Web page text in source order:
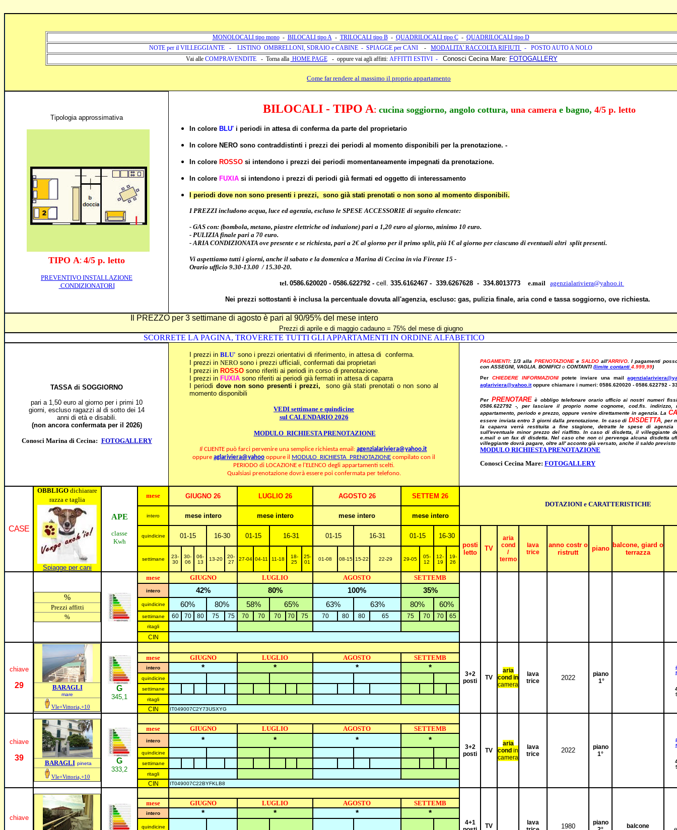
MONOLOCALI tipo mono- BILOCALI tipo A- TRILOCALI tipo B- QUADRILOCALI tipo C- QUADRILOCALI tipo D
NOTE per il VILLEGGIANTE - LISTINO OMBRELLONI, SDRAIO e CABINE - SPIAGGE per CANI - MODALITA' RACCOLTA RIFIUTI - POSTO AUTO A NOLO
Vai alle COMPRAVENDITE- Torna alla HOME PAGE- oppure vai agli affitti: AFFITTI ESTIVI- Conosci Cecina Mare: FOTOGALLERY
Come far rendere al massimo il proprio appartamento
Tipologia approssimativa
TIPO A: 4/5 p. letto
PREVENTIVO INSTALLAZIONE
CONDIZIONATORI
BILOCALI - TIPO A: cucina soggiorno, angolo cottura, una camera e bagno, 4/5 p. letto
In colore BLU' i periodi in attesa di conferma da parte del proprietario
n colore NERO sono contraddistinti i prezzi dei periodi al momento disponibili per la prenotazione. -
In colore ROSSO si intendono i prezzi dei periodi momentaneamente impegnati da prenotazione.
In colore FUXIA si intendono i prezzi di periodi già fermati ed oggetto di interessamento
I periodi dove non sono presenti i prezzi, sono già stati prenotati o non sono al momento disponibili.
I PREZZI includono acqua, luce ed agenzia, escluso le SPESE ACCESSORIE di seguito elencate:
- GAS con: (bombola, metano, piastre elettriche od induzione) pari a 1,20 euro al giorno, minimo 10 euro.
- PULIZIA finale pari a 70 euro.
- ARIA CONDIZIONATA ove presente e se richiesta, pari a 2€ al giorno per il primo split, più 1€ al giorno per ciascuno di eventuali altri split presenti.
Vi aspettiamo tutti i giorni, anche il sabato e la domenica a Marina di Cecina in via Firenze 15 -
Orario ufficio 9.30-13.00 / 15.30-20.
tel. 0586.620020 - 0586.622792 - cell. 335.6162467 - 339.6267628 - 334.8013773 e.mail agenzialariviera@yahoo.it
Nei prezzi sottostanti è inclusa la percentuale dovuta all'agenzia, escluso: gas, pulizia finale, aria cond e tassa soggiorno, ove richiesta.
Il PREZZO per 3 settimane di agosto è pari al 90/95% del mese intero
Prezzi di aprile e di maggio cadauno = 75% del mese di giugno
SCORRETE LA PAGINA, TROVERETE TUTTI GLI APPARTAMENTI IN ORDINE ALFABETICO
TASSA di SOGGIORNO
pari a 1,50 euro al giorno per i primi 10
giorni, escluso ragazzi al di sotto dei 14
anni di età e disabili.
(non ancora confermata per il 2026)
Conosci Marina di Cecina: FOTOGALLERY
I prezzi in BLU' sono i prezzi orientativi di riferimento, in attesa di conferma.
I prezzi in NERO sono i prezzi ufficiali, confermati dai proprietari
I prezzi in ROSSO sono riferiti ai periodi in corso di prenotazione.
I prezzi in FUXIA sono riferiti ai periodi già fermati in attesa di caparra
I periodi dove non sono presenti i prezzi,
sono già stati prenotati o non sono al
momento disponibili
VEDI settimane e quindicine
sul CALENDARIO 2026
MODULO RICHIESTA PRENOTAZIONE
Il CLIENTE può farci pervenire una semplice richiesta email: agenzialariviera@yahoo.it
oppure aglariviera@yahoo oppure il MODULO RICHIESTA PRENOTAZIONE compilato con il
PERIODO di LOCAZIONE e l'ELENCO degli appartamenti scelti.
Qualsiasi prenotazione dovrà essere poi confermata per telefono.
PAGAMENTI: 1/3 alla PRENOTAZIONEe SALDO all'ARRIVO . I pagamenti
con ASSEGNI VAGLIA BONIFICI o CONTANTI (limite contanti 4.999,99)
Per CHIEDERE INFORMAZIONIpotete inviare una mail
aglariviera@yahoo.it oppure chiamare i numeri: 0586.620020 - 0586. 622792 -
Per PRENOTARE è obbligo telefonare orario ufficio ai nostri numeri
0586.622792 -, per lasciare il proprio nome cognome, cod.fis. indirizzo,
appartamento, periodo e prezzo,oppure venire direttamente in agenzia.La
essere inviata entro 3 giornidalla prenotazione. In caso di DISDETTA, per
la caparra verrà restituita a fine stagione, detratte le spese di agenzia
sull'eventuale minor prezzo del riaffitto. In caso di disdetta, il villeggiante
e.mail o un fax di disdetta. Nel caso che non ci pervenga alcuna disdetta
villeggiante dovrà pagare, oltre all' acconto già versato, anche il saldo
MODULO RICHIESTA PRENOTAZIONE
Conosci Cecina Mare: FOTOGALLERY
CASE
OBBLIGO dichiarare
razza e taglia
Spiagge per cani
APE
classe
Kwh
mese GIUGNO 26 LUGLIO 26 AGOSTO 26 SETTEM 26
DOTAZIONI e CARATTERISTICHE
intero mese intero mese intero mese intero mese intero
quindicine 01-15 16-30 01-15 16-31 01-15 16-31 01-15
16-30
posti
letto
TV
aria
cond
/
termo
lava
trice
anno costr o
ristrutt
piano balcone, giard o
terrazza
settimane
23-
30
30-
06
06-
13
13-20
20-
27
27-04 04-11 11-18
18-
25
25-
01
01-08 08-15 15-22 22-29 29-05
05-
12
12-
19
19-
26
%
Prezzi affitti
%
mese GIUGNO LUGLIO AGOSTO SETTEMB
intero 42% 80% 100% 35%
quindicine 60% 80% 58% 65% 63% 63% 80% 60%
settimane 60 70 80 75 75 70 70 70 70 75 70 80 80 65 75 70 70 65
ritagli
CIN
chiave
29 BARAGLI
mare
Vle+Vittoria,+10
G
345,1
3+2
posti
TV
aria
cond in
camera
lava
trice
2022
piano
1°
mese GIUGNO LUGLIO AGOSTO SETTEMB
intero * * * *
quindicine
settimane
ritagli
CIN IT049007C2Y73USXYG
chiave
39
BARAGLI pineta
Vle+Vittoria,+10
G
333,2
3+2
posti
TV
aria
cond in
camera
lava
trice
2022
piano
1°
mese GIUGNO LUGLIO AGOSTO SETTEMB
intero * * * *
quindicine
settimane
ritagli
CIN IT049007C22BYFKLB8
chiave
4+1
TV
lava
1980
piano
balcone
mese GIUGNO LUGLIO AGOSTO SETTEMB
intero * * * *
quindicine